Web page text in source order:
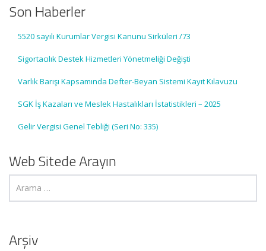
Son Haberler
5520 sayılı Kurumlar Vergisi Kanunu Sirküleri /73
Sigortacılık Destek Hizmetleri Yönetmeliği Değişti
Varlık Barışı Kapsamında Defter-Beyan Sistemi Kayıt Kılavuzu
SGK İş Kazaları ve Meslek Hastalıkları İstatistikleri – 2025
Gelir Vergisi Genel Tebliği (Seri No: 335)
Web Sitede Arayın
Arşiv